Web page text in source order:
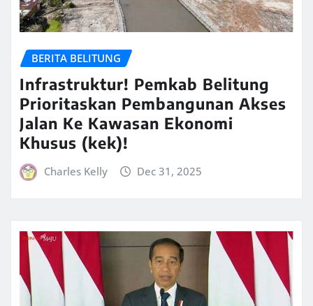
BERITA BELITUNG
Infrastruktur! Pemkab Belitung
Prioritaskan Pembangunan Akses
Jalan Ke Kawasan Ekonomi
Khusus (kek)!
Charles Kelly Dec 31, 2025